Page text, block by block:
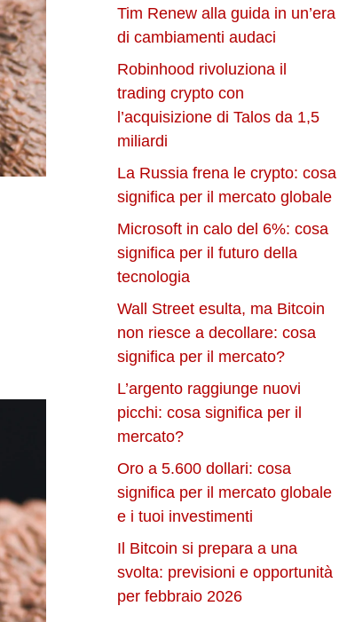
Tim Renew alla guida in un’era
di cambiamenti audaci
Robinhood rivoluziona il
trading crypto con
l’acquisizione di Talos da 1,5
miliardi
La Russia frena le crypto: cosa
significa per il mercato globale
Microsoft in calo del 6%: cosa
significa per il futuro della
tecnologia
Wall Street esulta, ma Bitcoin
non riesce a decollare: cosa
significa per il mercato?
L’argento raggiunge nuovi
picchi: cosa significa per il
mercato?
Oro a 5.600 dollari: cosa
significa per il mercato globale
e i tuoi investimenti
Il Bitcoin si prepara a una
svolta: previsioni e opportunità
per febbraio 2026